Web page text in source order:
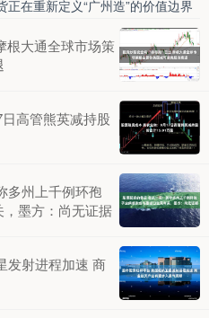
在重新定义“广州造”的价值边界
根大通全球市场策
高管熊英减持股
多州上千例环孢
墨方：尚无证据
发射进程加速 商